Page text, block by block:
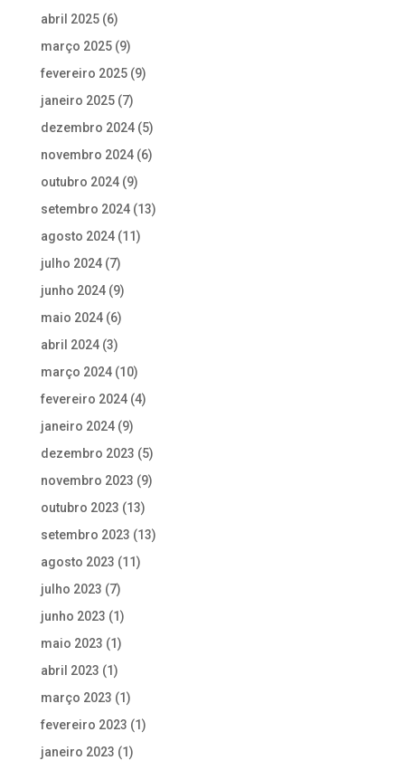
abril 2025(6)
março 2025(9)
fevereiro 2025(9)
janeiro 2025(7)
dezembro 2024(5)
novembro 2024(6)
outubro 2024(9)
setembro 2024(13)
agosto 2024(11)
julho 2024(7)
junho 2024(9)
maio 2024(6)
abril 2024(3)
março 2024(10)
fevereiro 2024(4)
janeiro 2024(9)
dezembro 2023 (5)
novembro 2023 (9)
outubro 2023 (13)
setembro 2023 (13)
agosto 2023 (11)
julho 2023 (7)
junho 2023 (1)
maio 2023 (1)
abril 2023 (1)
março 2023 (1)
fevereiro 2023 (1)
janeiro 2023 (1)